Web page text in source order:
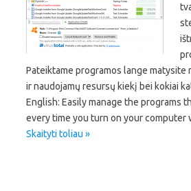
Pateiktame programos lange matysite
ir naudojamų resursų kiekį bei kokiai
English: Easily manage the programs
every time you turn on your
Skaityti toliau »